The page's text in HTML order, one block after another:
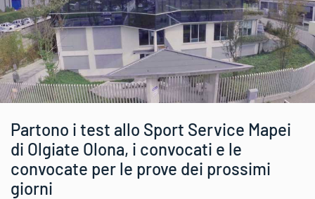
Partono i test allo Sport Service Mapei
di Olgiate Olona, i convocati e le
convocate per le prove dei prossimi
giorni